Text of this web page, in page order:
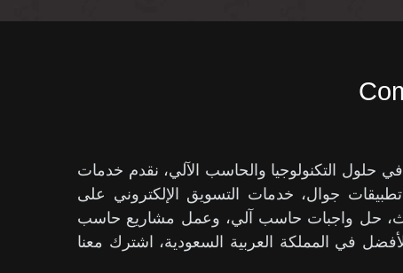
التكنولوجيا والحاسب الآلي، نقدم خدمات
جوال، خدمات التسويق الإلكتروني على
حل واجبات حاسب آلي، وعمل مشاريع حاسب
في المملكة العربية السعودية، اشترك معنا